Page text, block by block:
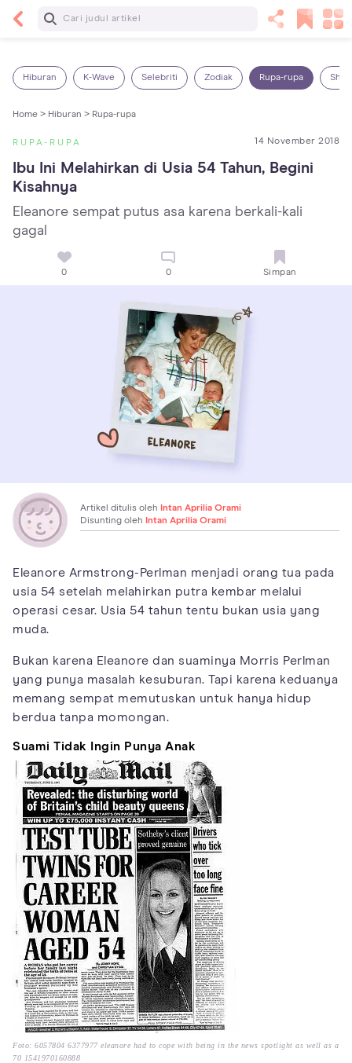
Baca Selanjutnya
Hiburan K-Wave Selebriti Zodiak Rupa-rupa
Home > Hiburan > Rupa-rupa
RUPA-RUPA 14 November 2018
Ibu Ini Melahirkan di Usia 54 Tahun, Begini
Kisahnya
Eleanore sempat putus asa karena berkali-kali
gagal
0 0 Simpan
Artikel ditulis oleh Intan Aprilia Orami
Disunting oleh Intan Aprilia Orami
Eleanore Armstrong-Perlman menjadi orang tua pada
usia 54 setelah melahirkan putra kembar melalui
operasi cesar. Usia 54 tahun tentu bukan usia yang
muda.
Bukan karena Eleanore dan suaminya Morris Perlman
yang punya masalah kesuburan. Tapi karena keduanya
memang sempat memutuskan untuk hanya hidup
berdua tanpa momongan.
Suami Tidak Ingin Punya Anak
Foto: 6057804 6377977 eleanore had to cope with being in the news spotlight as well as a
70 1541970160888